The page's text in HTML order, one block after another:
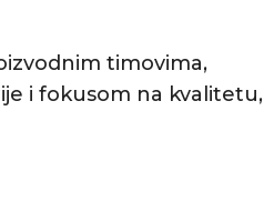
timovima,
i fokusom na kvalitetu,